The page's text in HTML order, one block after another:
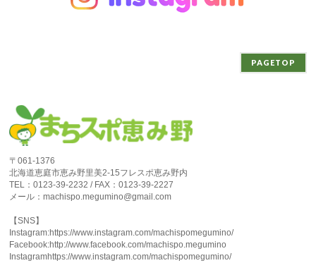
PAGETOP
〒061-1376
北海道恵庭市恵み野里美2-15フレスポ恵み野内
TEL：0123-39-2232 / FAX：0123-39-2227
メール：machispo.megumino@gmail.com
【SNS】
Instagram:https://www.instagram.com/machispomegumino/
Facebook:http://www.facebook.com/machispo.megumino
Instagramhttps://www.instagram.com/machispomegumino/